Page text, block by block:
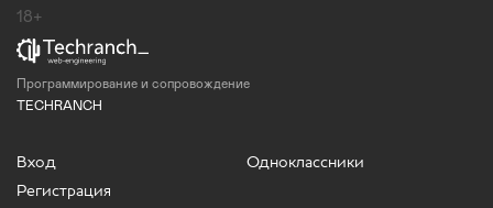
18+
Программирование и сопровождение
TECHRANCH
Вход
Регистрация
Одноклассники